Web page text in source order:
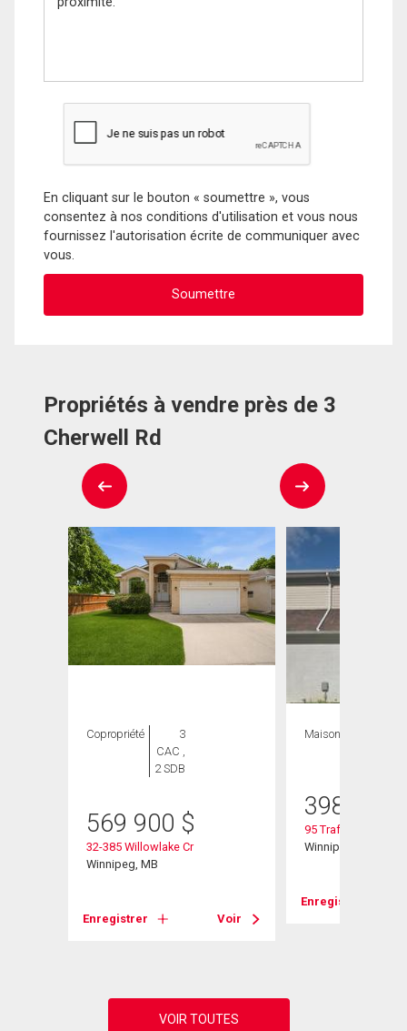
En cliquant sur le bouton « soumettre », vous
consentez à nos conditions d'utilisation et vous nous
fournissez l'autorisation écrite de communiquer avec
vous.
Propriétés à vendre près de 3
Cherwell Rd
Copropriété
3
CAC ,
2 SDB
569 900 $
32-385 Willowlake Cr
Winnipeg, MB
Enregistrer Voir
Maison
398 900
95 Trafford Park
Winnipeg, MB
Enregistrer